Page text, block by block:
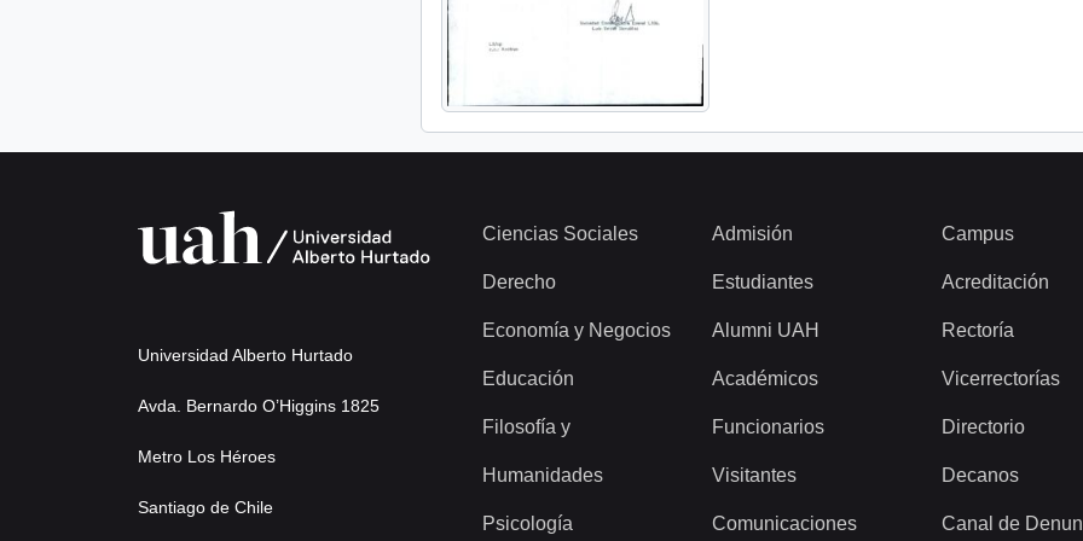
Universidad Alberto Hurtado
Avda. Bernardo O’Higgins 1825
Metro Los Héroes
Santiago de Chile
Ciencias Sociales
Derecho
Economía y Negocios
Educación
Filosofía y
Humanidades
Psicología
Admisión
Estudiantes
Alumni UAH
Académicos
Funcionarios
Visitantes
Comunicaciones
Campus
Acreditación
Rectoría
Vicerrectorías
Directorio
Decanos
Canal de